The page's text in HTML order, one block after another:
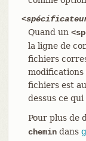
Quand un
la ligne de
fichiers
modifications
fichiers est
dessus ce
Pour plus de
chemindans